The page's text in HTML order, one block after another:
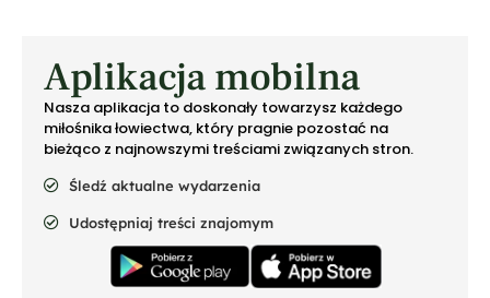
Aplikacja mobilna
Nasza aplikacja to doskonały towarzysz każdego
miłośnika łowiectwa, który pragnie pozostać na
bieżąco z najnowszymi treściami związanych stron.
Śledź aktualne wydarzenia
Udostępniaj treści znajomym